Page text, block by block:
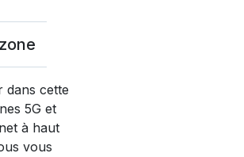
dans cette
5G et
à haut
vous